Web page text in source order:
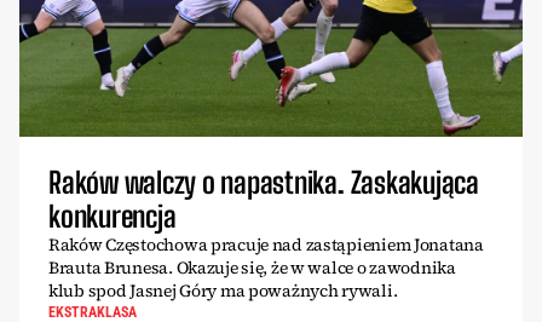
Raków walczy o napastnika. Zaskakująca
konkurencja
Raków Częstochowa pracuje nad zastąpieniem Jonatana
Brauta Brunesa. Okazuje się, że w walce o zawodnika
klub spod Jasnej Góry ma poważnych rywali.
EKSTRAKLASA